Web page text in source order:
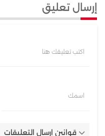
إرسال تعليق
اكتب تعليقك هنا
اسمك
قوانين إرسال التعليقات